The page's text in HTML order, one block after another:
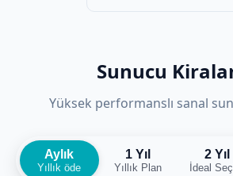
Sunucu
Yüksek performanslı sanal
Aylık
Yıllık öde
1 Yıl
Yıllık Plan
2 Yıl
İdeal